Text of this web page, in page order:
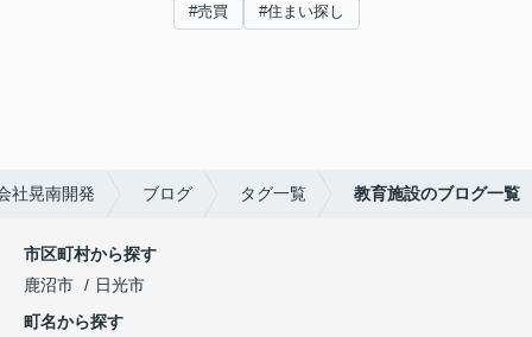
#売買 #住まい探し
社晃南開発 ブログ タグ一覧 教育施設のブログ一覧
市区町村から探す
鹿沼市
日光市
町名から探す